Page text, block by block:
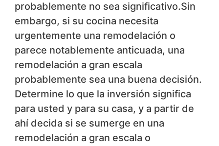
probablemente no sea significativo.Sin
embargo, si su cocina necesita
urgentemente una remodelación o
parece notablemente anticuada, una
remodelación a gran escala
probablemente sea una buena decisión.
Determine lo que la inversión significa
para usted y para su casa, y a partir de
ahí decida si se sumerge en una
remodelación a gran escala o